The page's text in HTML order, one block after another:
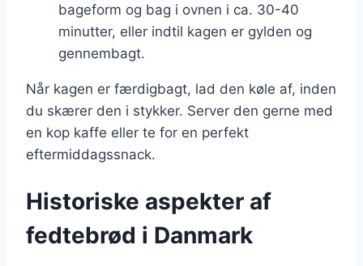
bageform og bag i ovnen i ca. 30-40
minutter, eller indtil kagen er gylden og
gennembagt.
Når kagen er færdigbagt, lad den køle af, inden
du skærer den i stykker. Server den gerne med
en kop kaffe eller te for en perfekt
eftermiddagssnack.
Historiske aspekter af
fedtebrød i Danmark